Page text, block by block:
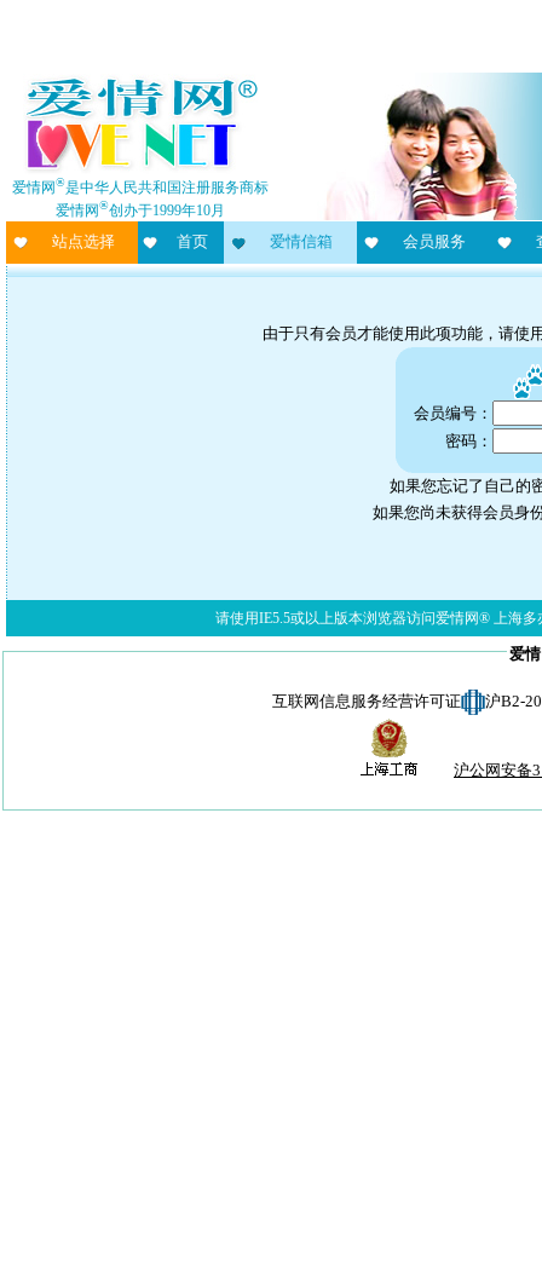
爱情网®是中华人民共和国注册服务商标
爱情网®创办于1999年10月
站点选择 首页 爱情信箱 会员服务
由于只有会员才能使用此项功能，请使
会员编号：
密码：
如果您忘记了自己的
如果您尚未获得会员身
请使用IE5.5或以上版本浏览器访问爱情网® 上海多
爱
互联网信息服务经营许可证 沪B2-
沪公网安备